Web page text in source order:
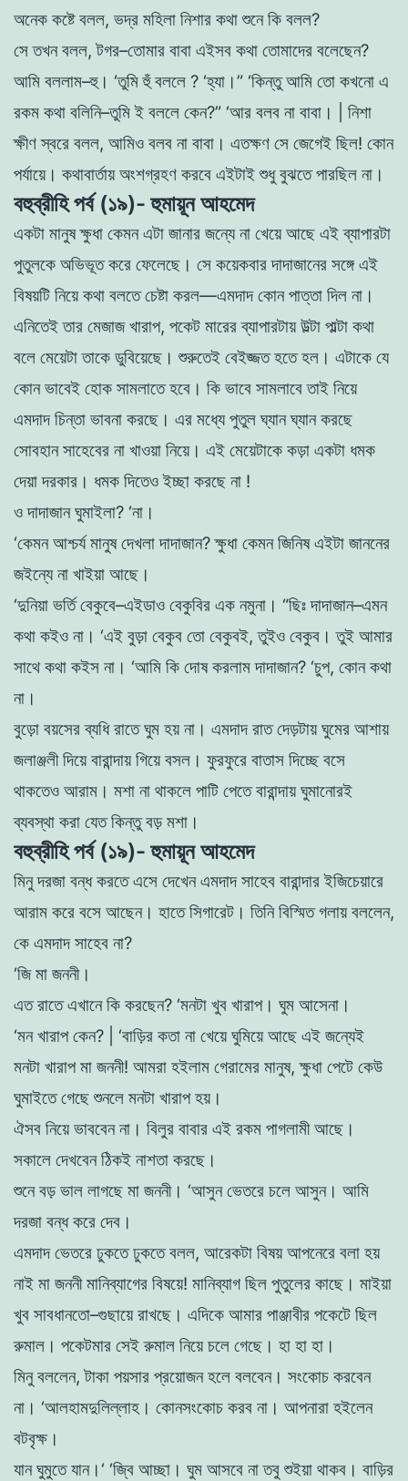
অনেক কষ্টেবলল, ভদ্র মহিলা নিশার কথা শুনেকি বলল?
সেতখনবলল,টগর–তােমার বাবা এইসব কথা তােমাদের বলেছেন?
আমি বললাম–হু। ‘তুমিহুঁবললে ? ‘হ্যা ।” ‘কিন্তুআমি তাে কখনাে এ
রকম কথা বলিনি–তুমিই বললে কেন?” ‘আর বলব না বাবা ।
নিশা
ক্ষীণস্বরে বলল, আমিও বলব না বাবা । এতক্ষণ সে জেগেই ছিল! কোন
পর্যায়ে। কথাবার্তায়অংশগ্রহণ করবে এইটাই শুধুবুঝতে পারছিল না ।
বহুব্রীহি পর্ব (১৯)- হুমায়ূন আহমেদ
একটা মানুষক্ষুধা কেমনএটা জানার জন্যেনা খেয়েআছে এইব্যাপারটা
পুতুলকে অভিভূতকরে ফেলেছে । সে কয়েকবারদাদাজানের সঙ্গেএই
বিষয়টি নিয়েকথা বলতেচেষ্টা করল—এমদাদকোনপাত্তা দিল না ।
এনিতেইতার মেজাজখারাপ, পকেট মারেরব্যাপারটায়উল্টা পাল্টা কথা
বলে মেয়েটাতাকে ডুবিয়েছে । শুরুতেই বেইজ্জতহতে হল । এটাকে যে
কোনভাবেই হােক সামলাতেহবে । কি ভাবে সামলাবেতাই নিয়ে
এমদাদচিন্তা ভাবনা করছে । এর মধ্যেপুতুলঘ্যানঘ্যান করছে
সােবহানসাহেবের না খাওয়া নিয়ে। এই মেয়েটাকে কড়া একটা ধমক
দেয়াদরকার । ধমক দিতেওইচ্ছা করছে না !
ওদাদাজানঘুমাইলা? ‘না ।
‘কেমনআশ্চর্যমানুষদেখলাদাদাজান?ক্ষুধা কেমনজিনিষএইটা জাননের
জইন্যেনা খাইয়া আছে ।
‘দুনিয়া ভর্তিবেকুবে–এইডাও বেকুবির এক নমুনা । “ছিঃদাদাজান–এমন
কথা কইও না । ‘এই বুড়া বেকুব তাে বেকুবই,তুইও বেকুব ।তুই আমার
সাথেকথা কইস না । ‘আমি কি দোষকরলামদাদাজান? ‘চুপ, কোনকথা
না ।
বুড়াে বয়সেরব্যধিরাতেঘুম হয়না । এমদাদরাতদেড়টায়ঘুমের আশায়
জলাঞ্জলীদিয়েবারান্দায়গিয়েবসল । ফুরফুরে বাতাস দিচ্ছেবসে
থাকতেও আরাম । মশা না থাকলে পাটি পেতেবারান্দায়ঘুমানােরই
ব্যবস্থা করা যেতকিন্তুবড়মশা ।
বহুব্রীহি পর্ব (১৯)- হুমায়ূন আহমেদ
মিনুদরজা বন্ধকরতেএসে দেখেনএমদাদসাহেব বারান্দারইজিচেয়ারে
আরাম করে বসে আছেন। হাতেসিগারেট । তিনিবিস্মিতগলায়বললেন,
কে এমদাদসাহেব না?
‘জিমা জননী।
এতরাতেএখানেকি করছেন? ‘মনটা খুব খারাপ। ঘুম আসেনা ।
‘মনখারাপকেন? ‘বাড়ির কতা না খেয়েঘুমিয়েআছে এই জন্যেই
মনটা খারাপমা জননী! আমরা হইলাম গেরামের মানুষ,ক্ষুধা পেটে কেউ
ঘুমাইতেগেছে শুনলে মনটা খারাপহয়।
ঐসব নিয়েভাববেননা । বিলুর বাবার এই রকম পাগলামীআছে ।
সকালে দেখবেনঠিকই নাশতা করছে ।
শুনেবড়ভাল লাগছে মা জননী। ‘আসুনভেতরে চলে আসুন। আমি
দরজা বন্ধকরে দেব ।
এমদাদভেতরে ঢুকতেঢুকতেবলল, আরেকটা বিষয়আপনেরে বলা হয়
নাই মা জননীমানিব্যাগের বিষয়ে! মানিব্যাগ ছিল পুতুলের কাছে । মাইয়া
খুব সাবধানতাে–গুছায়েরাখছে । এদিকে আমার পাঞ্জাবীর পকেটে ছিল
রুমাল । পকেটমার সেইরুমাল নিয়েচলে গেছে । হা হা হা ।
মিনুবললেন,টাকা পয়সার প্রয়ােজনহলে বলবেন। সংকোচ করবেন
না । ‘আলহামদুলিল্লাহ । কোনসংকোচ করব না । আপনারা হইলেন
বটবৃক্ষ।
যানঘুমুতেযান। ‘ ‘জ্বি আচ্ছা । ঘুম আসবে নাতবু শুইয়া থাকব । বাড়ির